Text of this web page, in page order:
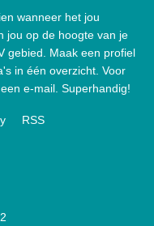
wanneer het jou
jou op de hoogte van je
gebied. Maak een profiel
in één overzicht. Voor
e-mail. Superhandig!
RSS